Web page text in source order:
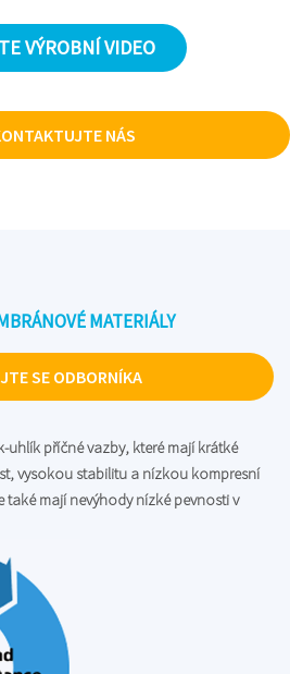
VÝROBNÍ VIDEO
NÁS
MATERIÁLY
SE ODBORNÍKA
uhlík příčné vazby, které mají krátké
vysokou stabilitu a nízkou kompresní
mají nevýhody nízké pevnosti v